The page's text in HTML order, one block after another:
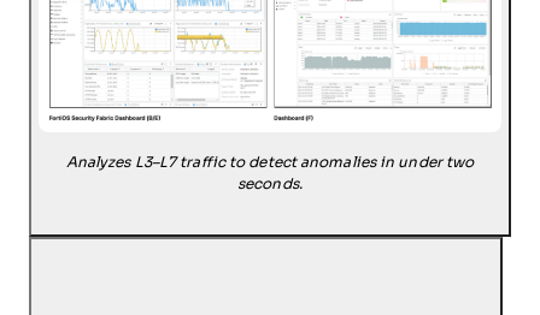
Analyzes L3–L7 traffic to detect anomalies in under two
seconds.